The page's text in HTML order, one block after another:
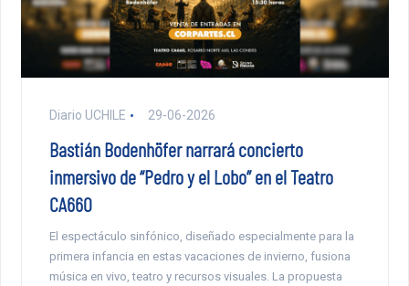
Diario UCHILE 29-06-2026
Bastián Bodenhöfer narrará concierto
inmersivo de “Pedro y el Lobo” en el Teatro
CA660
El espectáculo sinfónico, diseñado especialmente para la
primera infancia en estas vacaciones de invierno, fusiona
música en vivo, teatro y recursos visuales. La propuesta